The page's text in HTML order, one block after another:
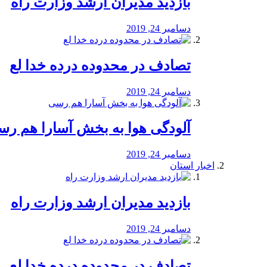
دسامبر 24, 2019
تصادف در محدوده درده خدا لع
دسامبر 24, 2019
آلودگی هوا به بخش آسارا هم
دسامبر 24, 2019
اخبار استان
بازدید مدیران ارشد وزارت راه
دسامبر 24, 2019